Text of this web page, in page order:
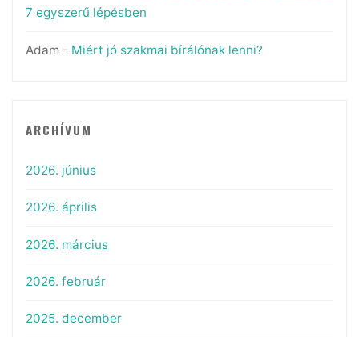
7 egyszerű lépésben
Adam - Miért jó szakmai bírálónak lenni?
ARCHÍVUM
2026. június
2026. április
2026. március
2026. február
2025. december